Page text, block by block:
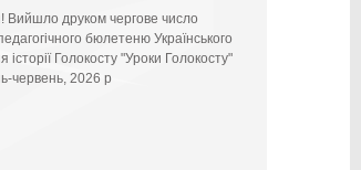
Вийшло друком чергове число
бюлетеню Українського
історії Голокосту "Уроки Голокосту"
червень, 2026 р